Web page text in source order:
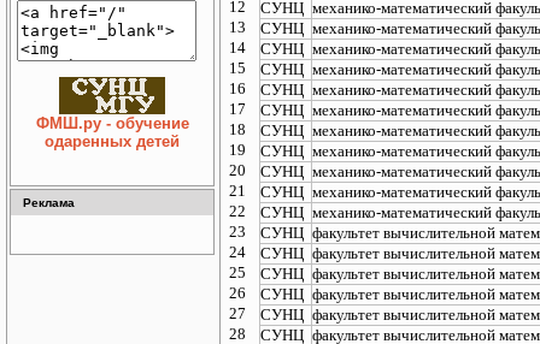
ФМШ.ру - обучение
одаренных детей
Реклама
12
СУНЦ механико-математический
13
СУНЦ механико-математический
14
СУНЦ механико-математический
15
СУНЦ механико-математический
16
СУНЦ механико-математический
17
СУНЦ механико-математический
18
СУНЦ механико-математический
19
СУНЦ механико-математический
20
СУНЦ механико-математический
21
СУНЦ механико-математический
22
СУНЦ механико-математический
23
СУНЦ факультет вычислительной
24
СУНЦ факультет вычислительной
25
СУНЦ факультет вычислительной
26
СУНЦ факультет вычислительной
27
СУНЦ факультет вычислительной
28
СУНЦ факультет вычислительной